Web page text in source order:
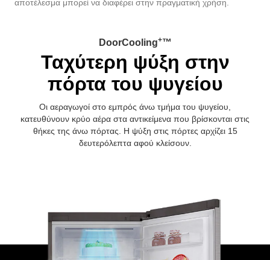
αποτέλεσμα μπορεί να διαφέρει στην πραγματική χρήση.
DoorCooling+™
Ταχύτερη ψύξη στην
πόρτα του ψυγείου
Οι αεραγωγοί στο εμπρός άνω τμήμα του ψυγείου,
κατευθύνουν κρύο αέρα στα αντικείμενα που βρίσκονται στις
θήκες της άνω πόρτας. Η ψύξη στις πόρτες αρχίζει 15
δευτερόλεπτα αφού κλείσουν.